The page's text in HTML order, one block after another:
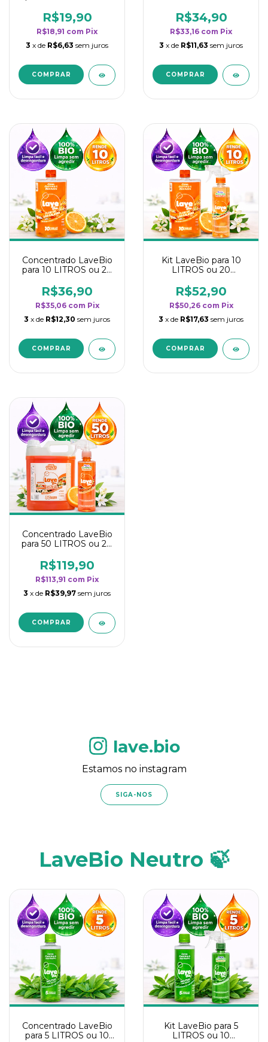
rendimento da
categoria - Flor de
Laranjeira
R$19,90
R$18,91 com Pix
3 x de R$6,63 sem juros
rendimento da
categoria - Flor de
Laranjeira
R$34,90
R$33,16 com Pix
3 x de R$11,63 sem juros
Concentrado LaveBio
para 10 LITROS ou 20
rendimento da
categoria - Flor de
Laranjeira
R$36,90
R$35,06 com Pix
3 x de R$12,30 sem juros
Kit LaveBio para 10
LITROS ou 20
rendimento da
categoria - Flor de
Laranjeira
R$52,90
R$50,26 com Pix
3 x de R$17,63 sem juros
Concentrado LaveBio
para 50 LITROS ou 20
rendimento da
categoria - Flor de
Laranjeira
R$119,90
R$113,91 com Pix
3 x de R$39,97 sem juros
lave.bio
Estamos no instagram
SIGA-NOS
LaveBio Neutro 🍃
Concentrado LaveBio
para 5 LITROS ou 10
Kit LaveBio para 5
LITROS ou 10